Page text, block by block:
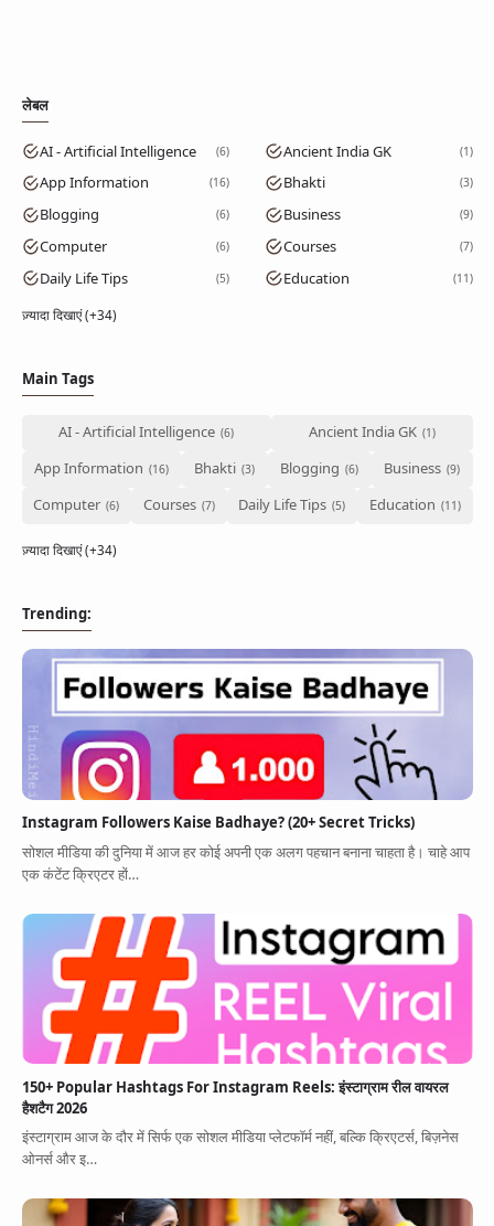
लेबल
AI - Artificial Intelligence 6 Ancient India GK 1
App Information 16 Bhakti 3
Blogging 6 Business 9
Computer 6 Courses 7
Daily Life Tips 5 Education 11
ज़्यादा दिखाएं (+34)
Main Tags
AI - Artificial Intelligence
Ancient India GK
App Information
Bhakti Blogging
Business
Computer
Courses Daily Life Tips Education
ज़्यादा दिखाएं (+34)
Trending:
Instagram Followers Kaise Badhaye? (20+ Secret Tricks)
सोशल मीडिया की दुनिया में आज हर कोई अपनी एक अलग पहचान बनाना चाहता है। चाहे आप
एक कंटेंट क्रिएटर हों…
150+ Popular Hashtags For Instagram Reels: इंस्टाग्राम रील वायरल
हैशटैग 2026
इंस्टाग्राम आज के दौर में सिर्फ एक सोशल मीडिया प्लेटफॉर्म नहीं, बल्कि क्रिएटर्स, बिज़नेस
ओनर्स और इ…